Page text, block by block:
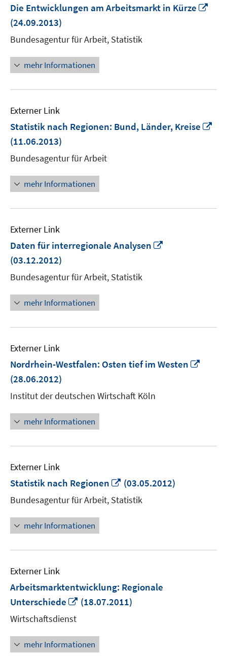
Die Entwicklungen am Arbeitsmarkt in Kürze
(24.09.2013)
Bundesagentur für Arbeit, Statistik
mehr Informationen
Externer Link
Statistik nach Regionen: Bund, Länder, Kreise
(11.06.2013)
Bundesagentur für Arbeit
mehr Informationen
Externer Link
Daten für interregionale Analysen
(03.12.2012)
Bundesagentur für Arbeit, Statistik
mehr Informationen
Externer Link
Nordrhein-Westfalen: Osten tief im Westen
(28.06.2012)
Institut der deutschen Wirtschaft Köln
mehr Informationen
Externer Link
Statistik nach Regionen
In
neuem
Fenster
(03.05.2012)
Bundesagentur für Arbeit, Statistik
mehr Informationen
Externer Link
Arbeitsmarktentwicklung: Regionale
Unterschiede
In
öffnen
(18.07.2011)
Wirtschaftsdienst
mehr Informationen